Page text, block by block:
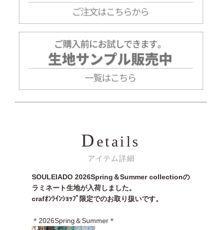
D etails
アイテム詳細
SOULEIADO 2026Spring＆Summer collectionの
ラミネート生地が入荷しました。
crafｵﾝﾗｲﾝｼｮｯﾌﾟ限定でのお取り扱いです。
＊2026Spring＆Summer＊